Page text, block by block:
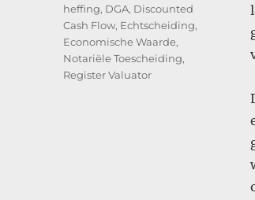
heffing, DGA, Discounted
Cash Flow, Echtscheiding,
Economische Waarde,
Notariële Toescheiding,
Register Valuator